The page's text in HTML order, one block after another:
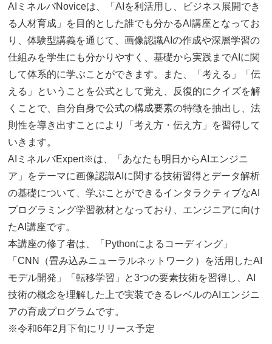
AIミネルバNoviceは、「AIを利活用し、ビジネス展開でき
る人材育成」を目的とした誰でも分かるAI講座となってお
り、体験型講義を通じて、画像認識AIの作成や深層学習の
仕組みを学生にも分かりやすく、基礎から実践までAIに関
して体系的に学ぶことができます。また、「考える」「伝
える」ということを公式として覚え、反復的にクイズを解
くことで、自分自身で公式の構成要素の特徴を抽出し、法
則性を導き出すことにより「考え方・伝え方」を習得して
いきます。
AIミネルバExpert※は、「あなたも明日からAIエンジニ
ア」をテーマに画像認識AIに関する技術習得とデータ解析
の基礎について、学ぶことができるインタラクティブなAI
プログラミング学習教材となっており、エンジニアに向け
たAI講座です。
本講座の修了者は、「Pythonによるコーディング」
「CNN（畳み込みニューラルネットワーク）を活用したAI
モデル開発」「転移学習」と3つの要素技術を習得し、AI
技術の概念を理解した上で実装できるレベルのAIエンジニ
アの育成プログラムです。
※令和6年2月下旬にリリース予定